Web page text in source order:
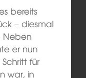
bereits
– diesmal
Neben
er nun
für
war, in